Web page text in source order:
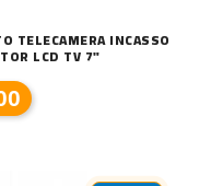
TELECAMERA INCASSO
LCD TV 7"